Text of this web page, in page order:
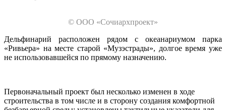
© ООО «Сочиархпроект»
Дельфинарий расположен рядом с океанариумом парка
«Ривьера» на месте старой «Музэстрады», долгое время уже
не использовавшейся по прямому назначению.
Первоначальный проект был несколько изменен в ходе
строительства в том числе и в сторону создания комфортной